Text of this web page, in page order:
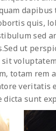
dapibus
quis,
sed
ut
totam rem
veritatis
sunt